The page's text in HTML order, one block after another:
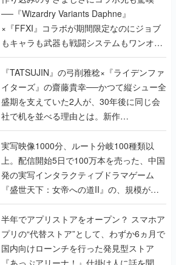
──『Wizardry Variants Daphne』
×『FFXI』コラボが期間限定なのにジョブ
もキャラも武器も戦闘システムもワンオフ
で作り込まれた理由を両ディレクターに聞
く
『TATSUJIN』の弓削雅稔×『ライデンファ
イターズ』の齋藤貴幸──かつて縦シュー全
盛期を支えていた2人が、30年後に同じ会
社で机を並べる理由とは。新作
『TATSUJIN EXTREME』で初タッグを組
んだレジェンド2人に訊く開発秘話
実写映像1000分、ルート分岐100種類以
上。配信開始5日で100万本を売った、中国
発の実写インタラクティブドラマゲーム
『盛世天下：女帝への道II』の、規模が違
うこだわりをプロデューサーに聞いた
半年でアプリストアをオープン？ スマホア
プリの“代替ストア”として、わずか6ヵ月で
国内向けローンチを行った発見型ストア